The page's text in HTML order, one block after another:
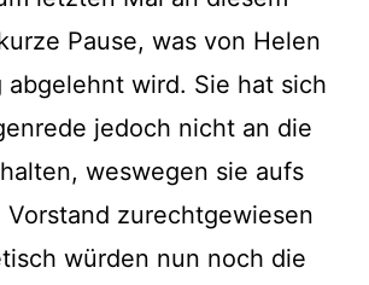
Pause, was von Helen
abgelehnt wird. Sie hat sich
jedoch nicht an die
weswegen sie aufs
Vorstand zurechtgewiesen
würden nun noch die